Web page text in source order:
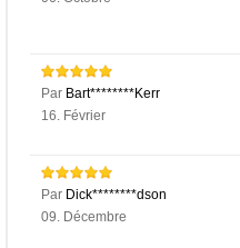
Par Bart********Kerr
16. Février
Par Dick********dson
09. Décembre